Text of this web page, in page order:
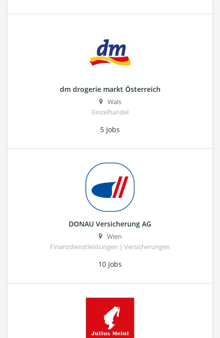
dm drogerie markt Österreich
Wals
Einzelhandel
5 Jobs
DONAU Versicherung AG
Wien
Finanzdienstleistungen | Versicherungen
10 Jobs